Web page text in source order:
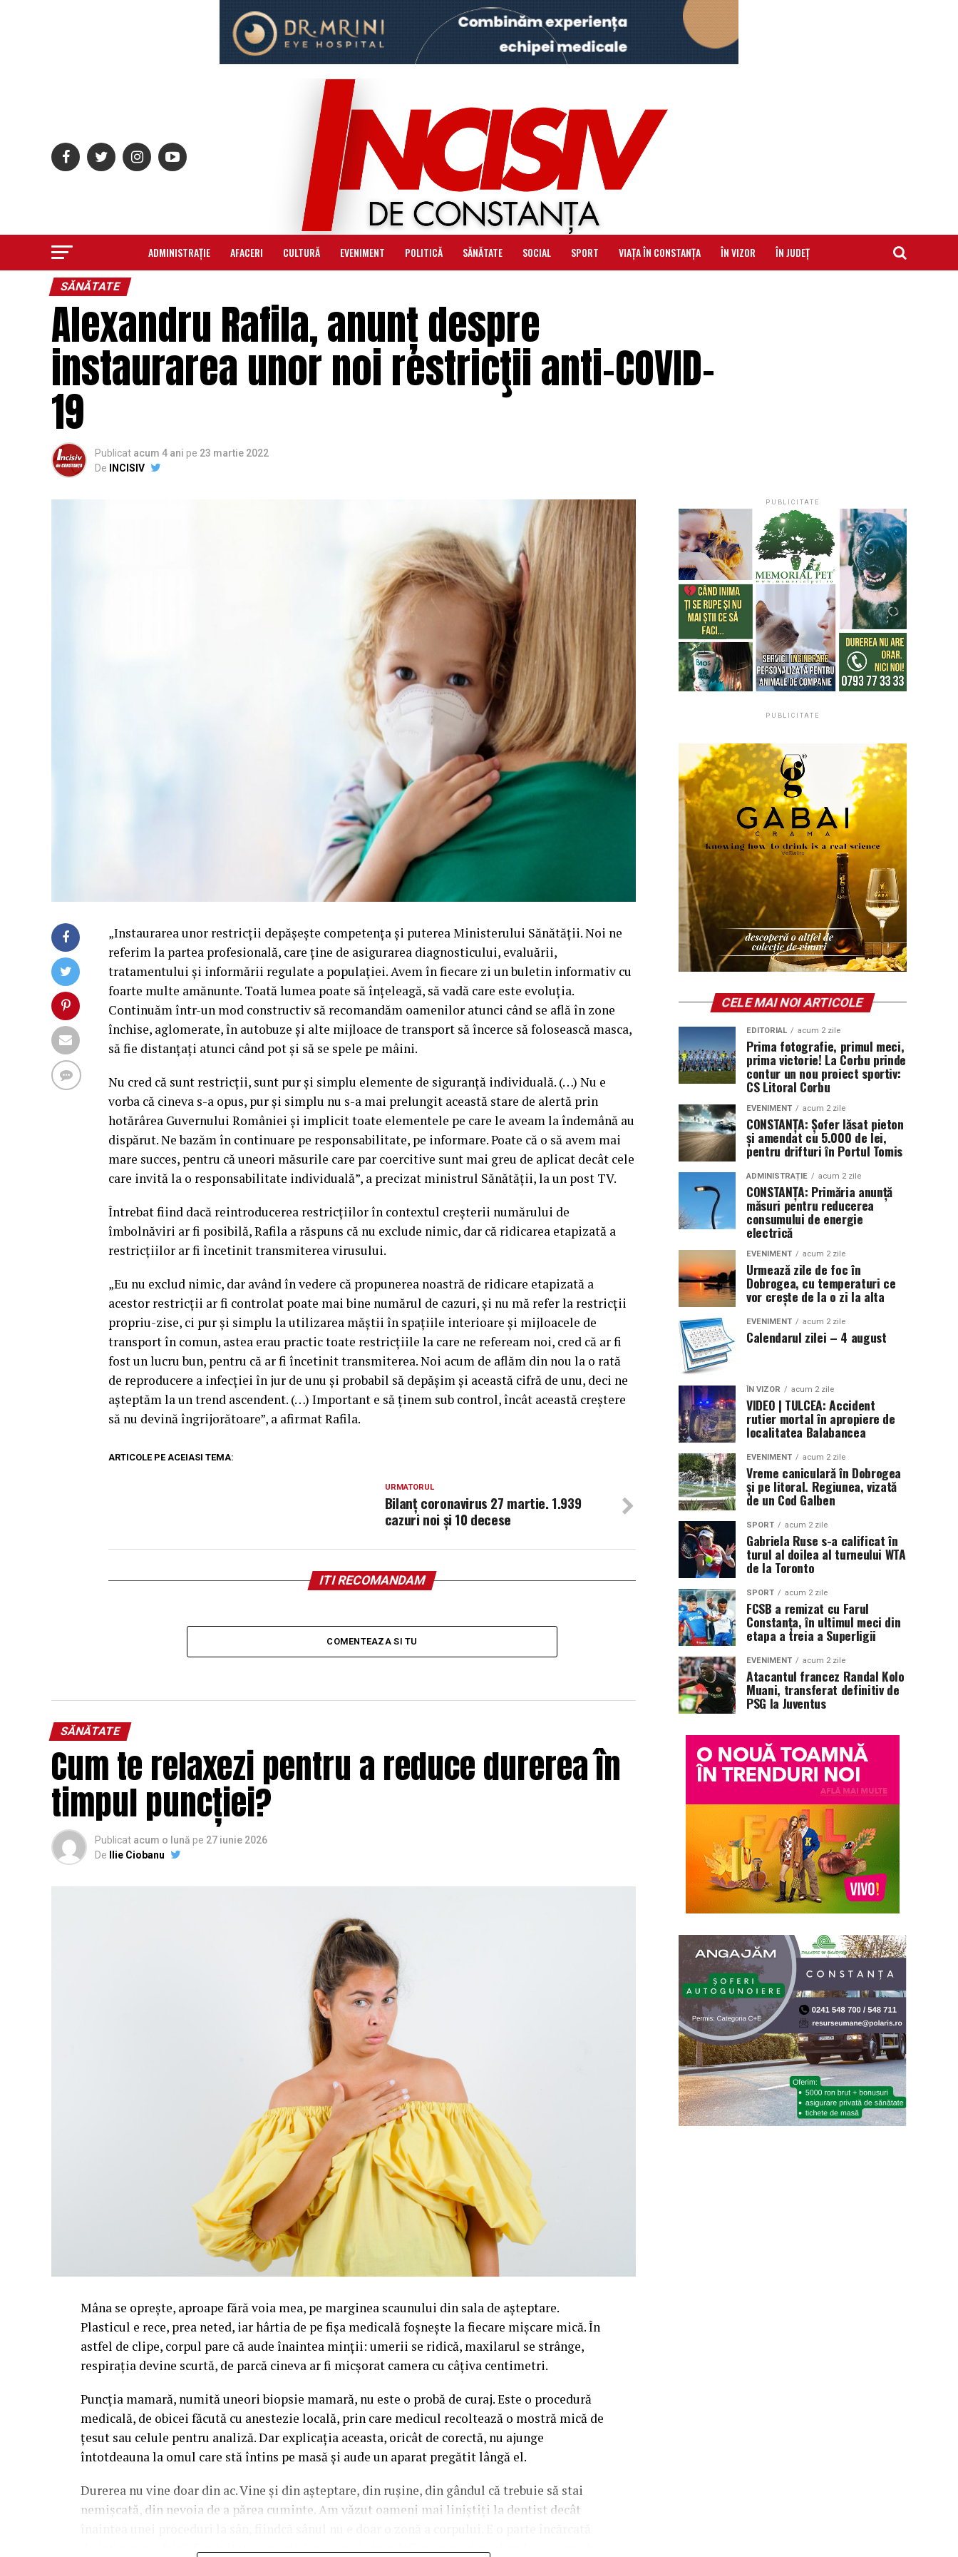
ADMINISTRAȚIE AFACERI CULTURĂ EVENIMENT POLITICĂ SĂNĂTATE SOCIAL SPORT VIAȚA ÎN CONSTANȚA ÎN VIZOR ÎN JUDEȚ
SĂNĂTATE
Alexandru Rafila, anunț despre
instaurarea unor noi restricţii anti-COVID-
19
Publicat acum 4 ani pe 23 martie 2022
De
INCISIV
„Instaurarea unor restricţii depăşeşte competenţa şi puterea Ministerului Sănătăţii. Noi ne
referim la partea profesională, care ţine de asigurarea diagnosticului, evaluării,
tratamentului şi informării regulate a populaţiei. Avem în fiecare zi un buletin informativ cu
foarte multe amănunte. Toată lumea poate să înţeleagă, să vadă care este evoluţia.
Continuăm într-un mod constructiv să recomandăm oamenilor atunci când se află în zone
închise, aglomerate, în autobuze şi alte mijloace de transport să încerce să folosească masca,
să fie distanţaţi atunci când pot şi să se spele pe mâini.
Nu cred că sunt restricţii, sunt pur şi simplu elemente de siguranţă individuală. (…) Nu e
vorba că cineva s-a opus, pur şi simplu nu s-a mai prelungit această stare de alertă prin
hotărârea Guvernului României şi implicit toate elementele pe care le aveam la îndemână au
dispărut. Ne bazăm în continuare pe responsabilitate, pe informare. Poate că o să avem mai
mare succes, pentru că uneori măsurile care par coercitive sunt mai greu de aplicat decât cele
care invită la o responsabilitate individuală”, a precizat ministrul Sănătăţii, la un post TV.
Întrebat fiind dacă reintroducerea restricţiilor în contextul creşterii numărului de
îmbolnăviri ar fi posibilă, Rafila a răspuns că nu exclude nimic, dar că ridicarea etapizată a
restricţiilor ar fi încetinit transmiterea virusului.
„Eu nu exclud nimic, dar având în vedere că propunerea noastră de ridicare etapizată a
acestor restricţii ar fi controlat poate mai bine numărul de cazuri, şi nu mă refer la restricţii
propriu-zise, ci pur şi simplu la utilizarea măştii în spaţiile interioare şi mijloacele de
transport în comun, astea erau practic toate restricţiile la care ne refeream noi, cred că ar fi
fost un lucru bun, pentru că ar fi încetinit transmiterea. Noi acum de aflăm din nou la o rată
de reproducere a infecţiei în jur de unu şi probabil să depăşim şi această cifră de unu, deci ne
aşteptăm la un trend ascendent. (…) Important e să ţinem sub control, încât această creştere
să nu devină îngrijorătoare”, a afirmat Rafila.
ARTICOLE PE ACEIASI TEMA:
URMATORUL
Bilanț coronavirus 27 martie. 1.939
cazuri noi și 10 decese
ITI RECOMANDAM
COMENTEAZA SI TU
SĂNĂTATE
Cum te relaxezi pentru a reduce durerea în
timpul puncției?
Publicat acum o lună pe 27 iunie 2026
De
Ilie Ciobanu
Mâna se oprește, aproape fără voia mea, pe marginea scaunului din sala de așteptare.
Plasticul e rece, prea neted, iar hârtia de pe fișa medicală foșnește la fiecare mișcare mică. În
astfel de clipe, corpul pare că aude înaintea minții: umerii se ridică, maxilarul se strânge,
respirația devine scurtă, de parcă cineva ar fi micșorat camera cu câțiva centimetri.
Puncția mamară, numită uneori biopsie mamară, nu este o probă de curaj. Este o procedură
medicală, de obicei făcută cu anestezie locală, prin care medicul recoltează o mostră mică de
țesut sau celule pentru analiză. Dar explicația aceasta, oricât de corectă, nu ajunge
întotdeauna la omul care stă întins pe masă și aude un aparat pregătit lângă el.
Durerea nu vine doar din ac. Vine și din așteptare, din rușine, din gândul că trebuie să stai
nemișcată, din nevoia de a părea cuminte. Am văzut oameni mai liniștiți la dentist decât
de intimitate, frică, feminitate, amintiri, uneori și vinovății pe care nimeni nu le-a cerut, dar
PUBLICITATE
PUBLICITATE
CELE MAI NOI ARTICOLE
EDITORIAL acum 2 zile
Prima fotografie, primul meci,
prima victorie! La Corbu prinde
contur un nou proiect sportiv:
CS Litoral Corbu
EVENIMENT acum 2 zile
CONSTANȚA: Șofer lăsat pieton
și amendat cu 5.000 de lei,
pentru drifturi în Portul Tomis
ADMINISTRAȚIE acum 2 zile
CONSTANȚA: Primăria anunță
măsuri pentru reducerea
consumului de energie
electrică
EVENIMENT acum 2 zile
Urmează zile de foc în
Dobrogea, cu temperaturi ce
vor crește de la o zi la alta
EVENIMENT acum 2 zile
Calendarul zilei – 4 august
ÎN VIZOR acum 2 zile
VIDEO | TULCEA: Accident
rutier mortal în apropiere de
localitatea Balabancea
EVENIMENT acum 2 zile
Vreme caniculară în Dobrogea
și pe litoral. Regiunea, vizată
de un Cod Galben
SPORT acum 2 zile
Gabriela Ruse s-a calificat în
turul al doilea al turneului WTA
de la Toronto
SPORT acum 2 zile
FCSB a remizat cu Farul
Constanța, în ultimul meci din
etapa a treia a Superligii
EVENIMENT acum 2 zile
Atacantul francez Randal Kolo
Muani, transferat definitiv de
PSG la Juventus